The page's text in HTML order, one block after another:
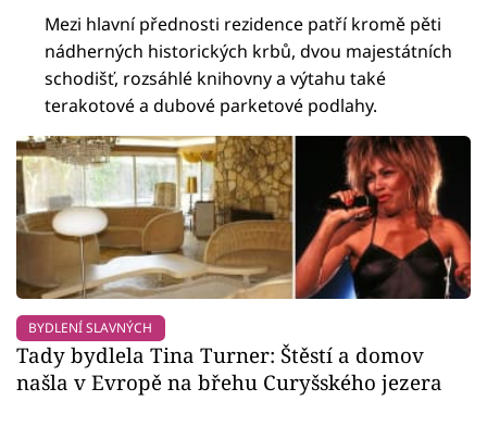
Mezi hlavní přednosti rezidence patří kromě pěti
nádherných historických krbů, dvou majestátních
schodišť, rozsáhlé knihovny a výtahu také
terakotové a dubové parketové podlahy.
BYDLENÍ SLAVNÝCH
Tady bydlela Tina Turner: Štěstí a domov
našla v Evropě na břehu Curyšského jezera